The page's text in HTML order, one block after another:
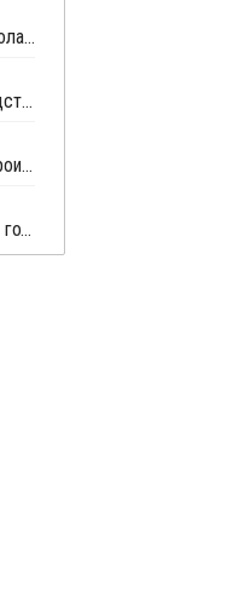
Shell объявила форс-мажор на поставку стирола в Сингапуре из-за пожара
ExxonMobil планирует в мае закрыть производство ароматики в Сингапуре
TPSC продолжит в июле держать загрузку производства ПС на уровне 80%
COVID-19 - Дайджест новостей от 22.02.2022 года